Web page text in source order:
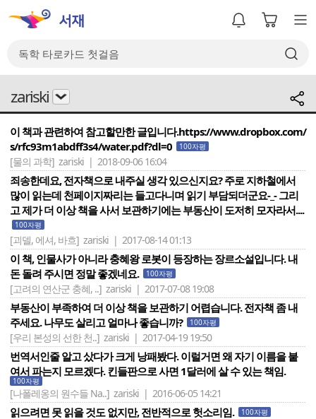
zariski
이 책과 관련하여 참고할만한 글입니다.https://www.dropbox.com/
s/rfc93m1abdff3s4/water.pdf?dl=0
100자평
[물의 과학] zariski | 2018-09-06 16:04
죄송한데요, 전자책으로 내주실 생각 있으신지요? 주로 지하철에서
많이 읽는데 천페이지짜리는 들고다니며 읽기 부담되더군요-_- 그리
고 제가 더 이상 책을 사서 보관하기에는 부동산이 도저히 모자라서....
100자평
[괴델, 에셔, 바흐] zariski | 2017-08-14 01:13
이 책, 인물사가 아니라 충혜왕 로봇이 등장하는 장르소설입니다. 내
돈 돌려 주시면 정말 좋겠네요.
100자평
[고려의 연산군 충혜, ..] zariski | 2017-07-08 19:08
부동산이 부족하여 더 이상 책을 보관하기 어렵습니다. 전자책 좀 내
주세요. 나무도 살리고 얼마나 좋습니까?
100자평
[우리 본성의 선한 천..] zariski | 2017-04-19 19:50
번역서인줄 알고 샀다가 크게 낭패봤다. 이럴거면 왜 자기 이름을 붙
여서 파는지 모르겠다. 킨들판으로 사면 1달러에 살 수 있는 책임.
100자평
[나폴레옹의 원수들 Na..] zariski | 2016-06-05 14:21
읽으려면 못 읽을 것도 없지만, 전반적으로 헛소리임. 100자평